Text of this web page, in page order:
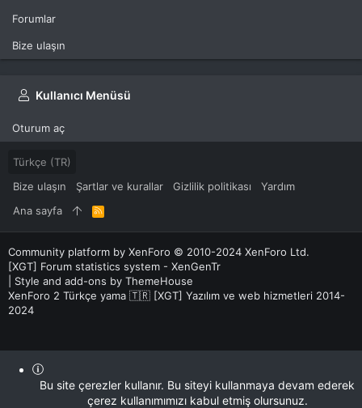
Forumlar
Bize ulaşın
Kullanıcı Menüsü
Oturum aç
Türkçe (TR)
Bize ulaşın
Şartlar ve kurallar Gizlilik politikası
Yardım
Ana sayfa
R
S
S
Community platform by XenForo © 2010-2024 XenForo Ltd.
[XGT] Forum statistics system - XenGenTr
Style and add-ons by ThemeHouse
XenForo 2 Türkçe yama 🇹🇷 [XGT] Yazılım ve web hizmetleri 2014-
2024
Bu site çerezler kullanır. Bu siteyi kullanmaya devam ederek
çerez kullanımımızı kabul etmiş olursunuz.